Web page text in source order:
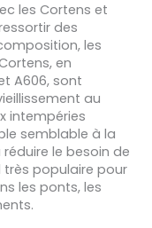
les Cortens et
des
les
en
A606, sont
au
intempéries
semblable à la
le besoin de
très populaire pour
les ponts, les